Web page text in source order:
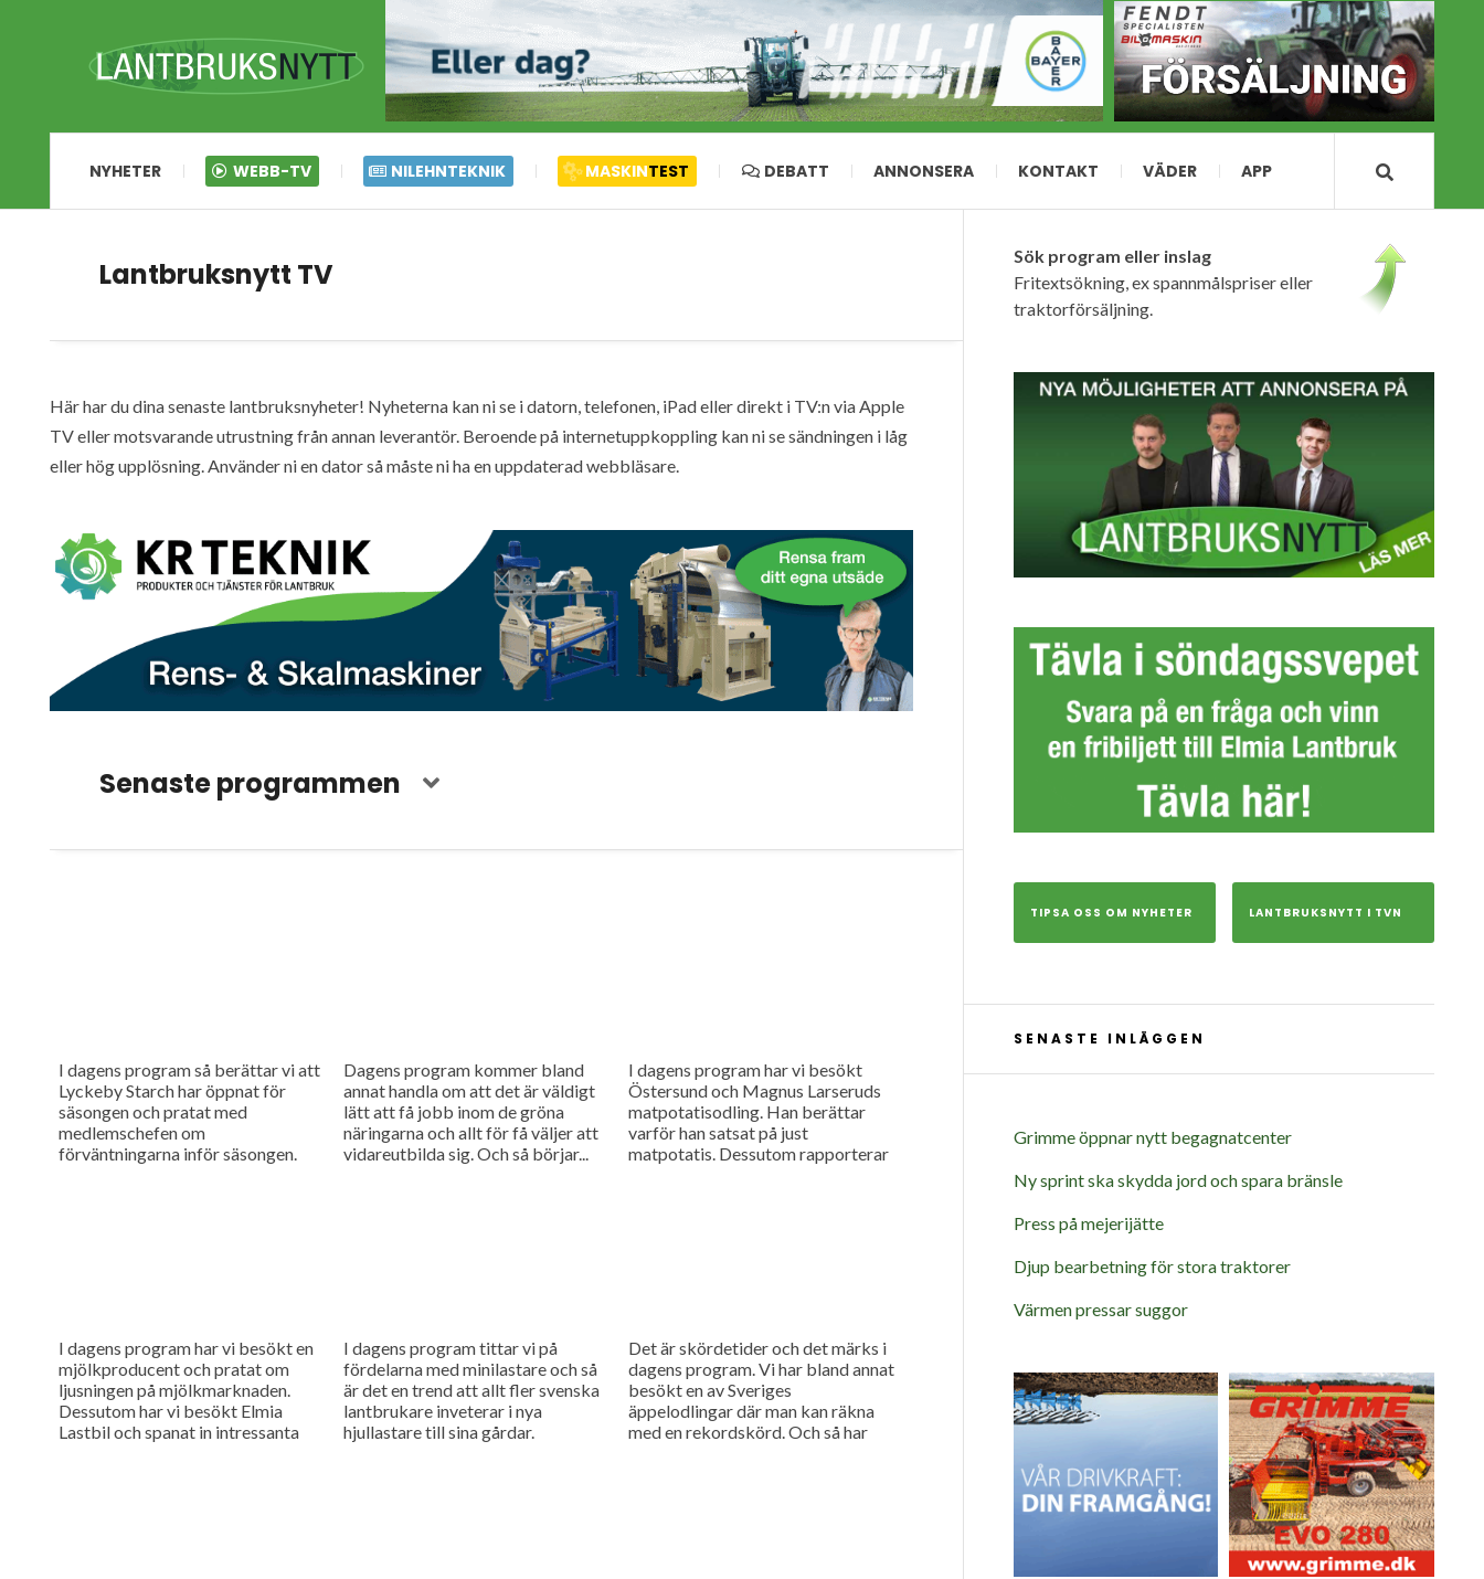
NYHETER WEBB-TV NILEHNTEKNIK MASKINTEST DEBATT ANNONSERA KONTAKT VÄDER APP
Lantbruksnytt TV
Här har du dina senaste lantbruksnyheter! Nyheterna kan ni se i datorn, telefonen, iPad eller direkt i TV:n via Apple
TV eller motsvarande utrustning från annan leverantör. Beroende på internetuppkoppling kan ni se sändningen i låg
eller hög upplösning. Använder ni en dator så måste ni ha en uppdaterad webbläsare.
Senaste programmen
I dagens program så berättar vi att
Lyckeby Starch har öppnat för
säsongen och pratat med
medlemschefen om
förväntningarna inför säsongen.
Dagens program kommer bland
annat handla om att det är väldigt
lätt att få jobb inom de gröna
näringarna och allt för få väljer att
vidareutbilda sig. Och så börjar...
I dagens program har vi besökt
Östersund och Magnus Larseruds
matpotatisodling. Han berättar
varför han satsat på just
matpotatis. Dessutom rapporterar
I dagens program har vi besökt en
mjölkproducent och pratat om
ljusningen på mjölkmarknaden.
Dessutom har vi besökt Elmia
Lastbil och spanat in intressanta
I dagens program tittar vi på
fördelarna med minilastare och så
är det en trend att allt fler svenska
lantbrukare inveterar i nya
hjullastare till sina gårdar.
Det är skördetider och det märks i
dagens program. Vi har bland annat
besökt en av Sveriges
äppelodlingar där man kan räkna
med en rekordskörd. Och så har
Sök program eller inslag
Fritextsökning, ex spannmålspriser eller
traktorförsäljning.
TIPSA OSS OM NYHETER LANTBRUKSNYTT I TVN
SENASTE INLÄGGEN
Grimme öppnar nytt begagnatcenter
Ny sprint ska skydda jord och spara bränsle
Press på mejerijätte
Djup bearbetning för stora traktorer
Värmen pressar suggor